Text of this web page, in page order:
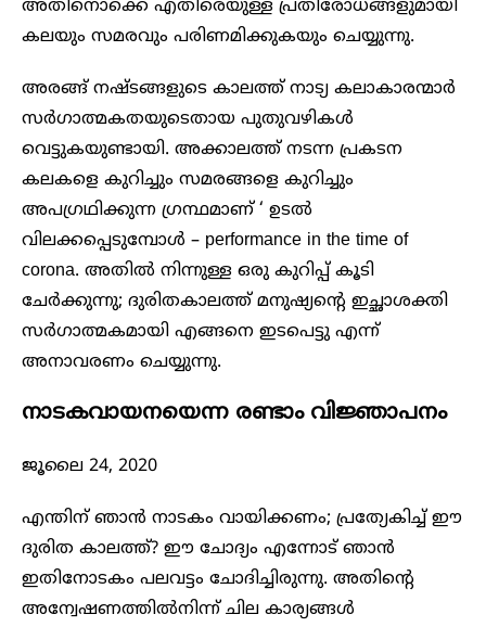
അതിനൊക്കെ എതിരെയുള്ള പ്രതിരോധങ്ങളുമായി
കലയും സമരവും പരിണമിക്കുകയും ചെയ്യുന്നു.
അരങ്ങ് നഷ്ടങ്ങളുടെ കാലത്ത് നാട്യ കലാകാരന്മാർ
സർഗാത്മകതയുടെതായ പുതുവഴികൾ
വെട്ടുകയുണ്ടായി. അക്കാലത്ത് നടന്ന പ്രകടന
കലകളെ കുറിച്ചും സമരങ്ങളെ കുറിച്ചും
അപഗ്രഥിക്കുന്ന ഗ്രന്ഥമാണ് ‘ ഉടൽ
വിലക്കപ്പെടുമ്പോൾ – performance in the time of
corona. അതിൽ നിന്നുള്ള ഒരു കുറിപ്പ് കൂടി
ചേർക്കുന്നു; ദുരിതകാലത്ത് മനുഷ്യന്റെ ഇച്ഛാശക്തി
സർഗാത്മകമായി എങ്ങനെ ഇടപെട്ടു എന്ന്
അനാവരണം ചെയ്യുന്നു.
നാടകവായനയെന്ന രണ്ടാം വിജ്ഞാപനം
ജൂലൈ 24, 2020
എന്തിന് ഞാൻ നാടകം വായിക്കണം; പ്രത്യേകിച്ച് ഈ
ദുരിത കാലത്ത്? ഈ ചോദ്യം എന്നോട് ഞാൻ
ഇതിനോടകം പലവട്ടം ചോദിച്ചിരുന്നു. അതിന്റെ
അന്വേഷണത്തിൽനിന്ന് ചില കാര്യങ്ങൾ